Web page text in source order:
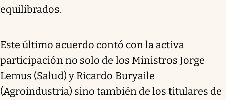
equilibrados.
Este último acuerdo contó con la activa
participación no solo de los Ministros Jorge
Lemus (Salud) y Ricardo Buryaile
(Agroindustria) sino también de los titulares de